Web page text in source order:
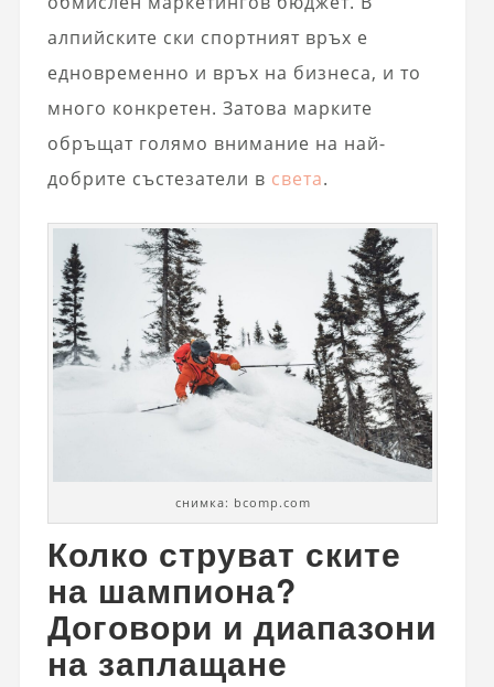
алпийските ски спортният връх е
едновременно и връх на бизнеса, и то
много конкретен. Затова марките
обръщат голямо внимание на най-
добрите състезатели в света.
снимка: bcomp.com
Колко струват ските
на шампиона?
Договори и диапазони
на заплащане